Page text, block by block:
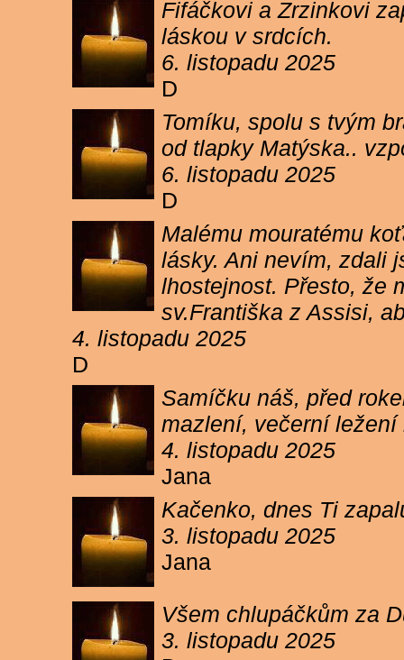
Fifáčkovi a Zrzinkovi
láskou v srdcích.
6. listopadu 2025
D
Tomíku, spolu s tvým
od tlapky Matýska..
6. listopadu 2025
D
Malému mouratému
lásky. Ani nevím, zdali
lhostejnost. Přesto, že
sv.Františka z Assisi,
4. listopadu 2025
D
Samíčku náš, před
mazlení, večerní
4. listopadu 2025
Jana
Kačenko, dnes Ti
3. listopadu 2025
Jana
Všem chlupáčkům za
3. listopadu 2025